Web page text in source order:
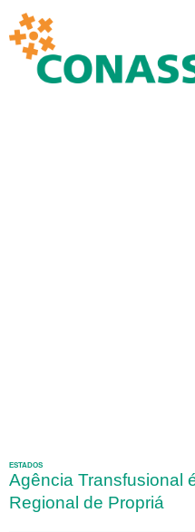
ESTADOS
Agência Transfusional
Regional de Propriá